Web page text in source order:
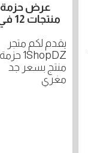
عرض حزمة
منتجات 12 في 1
يقدم لكم متجر
منتج بسعر جد
مغري